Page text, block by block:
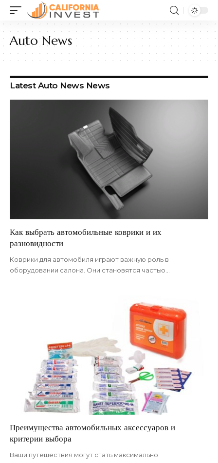
Auto News
Latest Auto News News
Как выбрать автомобильные коврики и их
разновидности
Коврики для автомобиля играют важную роль в
оборудовании салона. Они становятся частью
Преимущества автомобильных аксессуаров и
критерии выбора
Ваши путешествия могут стать максимально